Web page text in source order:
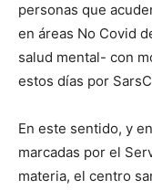
personas que
en áreas No Covid
salud mental- con
estos días por
En este sentido, y
marcadas por el
materia, el centro